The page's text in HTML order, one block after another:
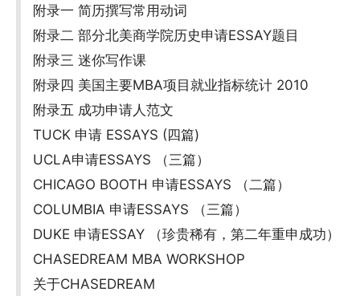
附录一 简历撰写常用动词
附录二 部分北美商学院历史申请ESSAY题目
附录三 迷你写作课
附录四 美国主要MBA项目就业指标统计 2010
附录五 成功申请人范文
TUCK 申请 ESSAYS (四篇)
UCLA申请ESSAYS （三篇）
CHICAGO BOOTH 申请ESSAYS （二篇）
COLUMBIA 申请ESSAYS （三篇）
DUKE 申请ESSAY （珍贵稀有，第二年重申成功）
CHASEDREAM MBA WORKSHOP
关于CHASEDREAM